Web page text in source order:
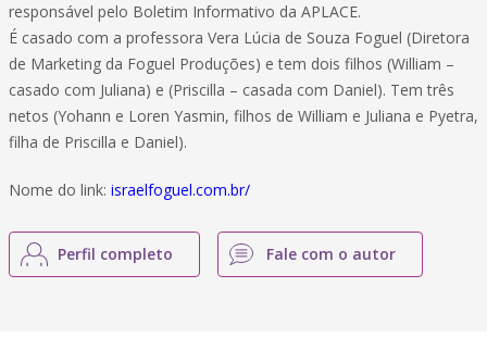
responsável pelo Boletim Informativo da APLACE.
É casado com a professora Vera Lúcia de Souza Foguel (Diretora
de Marketing da Foguel Produções) e tem dois filhos (William –
casado com Juliana) e (Priscilla – casada com Daniel). Tem três
netos (Yohann e Loren Yasmin, filhos de William e Juliana e Pyetra,
filha de Priscilla e Daniel).
Nome do link: israelfoguel.com.br/
Perfil completo Fale com o autor